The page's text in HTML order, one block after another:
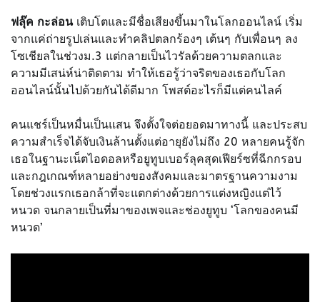
ฟลุ๊ค กะล่อนเติบโตและมีชื่อเสียงขึ้นมาในโลกออนไลน์ เริ่ม
จากแค่ถ่ายรูปเล่นและทำคลิปตลกร้องๆ เต้นๆ กับเพื่อนๆ ลง
โซเชียลในช่วงม.3 แต่กลายเป็นไวรัลด้วยความตลกและ
ความมีเสน่ห์น่าติดตาม ทำให้เธอรู้ว่าจริตของเธอกับโลก
ออนไลน์นั้นไปด้วยกันได้ดีมาก โพสต์อะไรก็มีแต่คนไลค์
คนแชร์เป็นหมื่นเป็นแสน จึงตั้งใจต่อยอดมาทางนี้ และประสบ
ความสำเร็จได้จับเงินล้านตั้งแต่อายุยังไม่ถึง 20 หลายคนรู้จัก
เธอในฐานะเน็ตไอดอลหรือยูทูบเบอร์ลุคสุดเฟียร์ซที่ฉีกกรอบ
และกฎเกณฑ์หลายอย่างของสังคมและมาตรฐานความงาม
โดยช่วงแรกเธอกล้าที่จะแตกต่างด้วยการแต่งหญิงแต่ไว้
หนวด จนกลายเป็นที่มาของเพจและช่องยูทูบ ‘โลกของคนมี
หนวด’